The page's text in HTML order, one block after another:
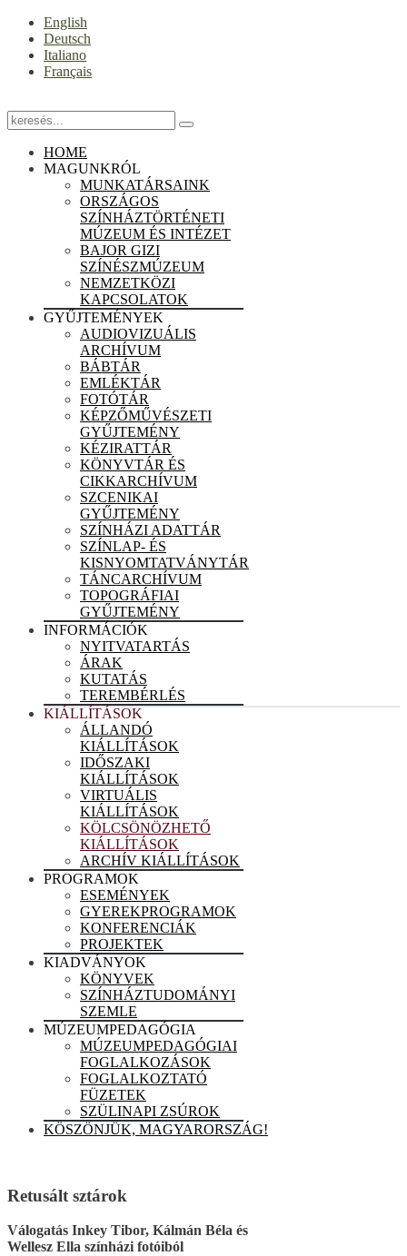
English
Deutsch
Italiano
Français
HOME
MAGUNKRÓL
MUNKATÁRSAINK
ORSZÁGOS
SZÍNHÁZTÖRTÉNETI
MÚZEUM ÉS INTÉZET
BAJOR GIZI
SZÍNÉSZMÚZEUM
NEMZETKÖZI
KAPCSOLATOK
GYŰJTEMÉNYEK
AUDIOVIZUÁLIS
ARCHÍVUM
BÁBTÁR
EMLÉKTÁR
FOTÓTÁR
KÉPZŐMŰVÉSZETI
GYŰJTEMÉNY
KÉZIRATTÁR
KÖNYVTÁR ÉS
CIKKARCHÍVUM
SZCENIKAI
GYŰJTEMÉNY
SZÍNHÁZI ADATTÁR
SZÍNLAP- ÉS
KISNYOMTATVÁNYTÁR
TÁNCARCHÍVUM
TOPOGRÁFIAI
GYŰJTEMÉNY
INFORMÁCIÓK
NYITVATARTÁS
ÁRAK
KUTATÁS
TEREMBÉRLÉS
KIÁLLÍTÁSOK
ÁLLANDÓ
KIÁLLÍTÁSOK
IDŐSZAKI
KIÁLLÍTÁSOK
VIRTUÁLIS
KIÁLLÍTÁSOK
KÖLCSÖNÖZHETŐ
KIÁLLÍTÁSOK
ARCHÍV KIÁLLÍTÁSOK
PROGRAMOK
ESEMÉNYEK
GYEREKPROGRAMOK
KONFERENCIÁK
PROJEKTEK
KIADVÁNYOK
KÖNYVEK
SZÍNHÁZTUDOMÁNYI
SZEMLE
MÚZEUMPEDAGÓGIA
MÚZEUMPEDAGÓGIAI
FOGLALKOZÁSOK
FOGLALKOZTATÓ
FÜZETEK
SZÜLINAPI ZSÚROK
KÖSZÖNJÜK, MAGYARORSZÁG!
Retusált sztárok
Válogatás Inkey Tibor, Kálmán Béla és
Wellesz Ella színházi fotóiból